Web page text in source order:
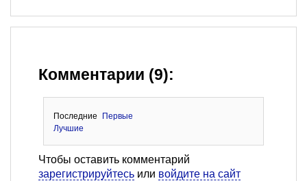
Комментарии (9):
Последние
Первые
Лучшие
Чтобы оставить комментарий
зарегистрируйтесь или войдите на сайт